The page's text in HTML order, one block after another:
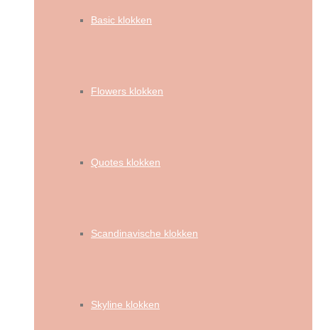
Basic klokken
Flowers klokken
Quotes klokken
Scandinavische klokken
Skyline klokken